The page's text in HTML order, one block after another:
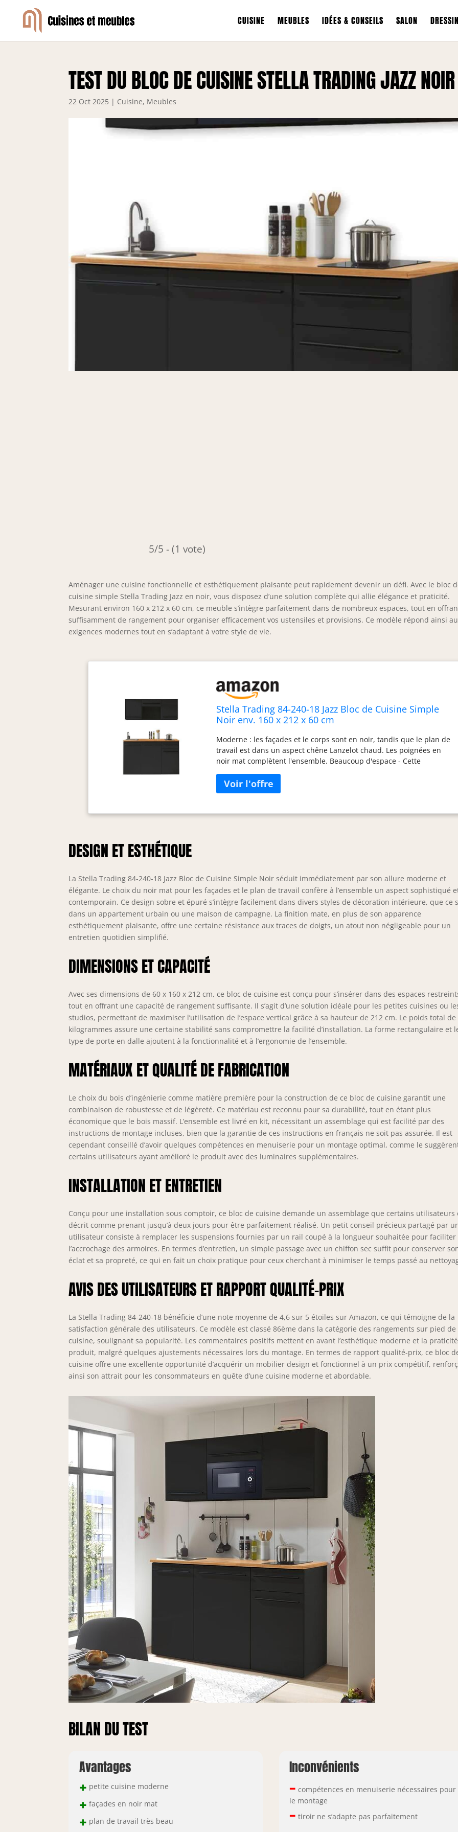
CUISINE MEUBLES IDÉES & CONSEILS SALON
TEST DU BLOC DE CUISINE STELLA TRADING JAZZ NOIR
22 Oct 2025 | Cuisine, Meubles
5/5 - (1 vote)
Aménager une cuisine fonctionnelle et esthétiquement plaisante peut rapidement devenir un défi. Avec le bloc
cuisine simple Stella Trading Jazz en noir, vous disposez d’une solution complète qui allie élégance et praticité.
Mesurant environ 160 x 212 x 60 cm, ce meuble s’intègre parfaitement dans de nombreux espaces, tout en
suffisamment de rangement pour organiser efficacement vos ustensiles et provisions. Ce modèle répond ainsi
exigences modernes tout en s’adaptant à votre style de vie.
Stella Trading 84-240-18 Jazz Bloc de Cuisine Simple
Noir env. 160 x 212 x 60 cm
Moderne : les façades et le corps sont en noir, tandis que le plan de
travail est dans un aspect chêne Lanzelot chaud. Les poignées en
noir mat complètent l'ensemble. Beaucoup d'espace - Cette
intelligentes. Les compartiments spacieux permettent un rangement
ordonné de vos ustensiles de cuisine et de vos fournitures.
besoins spatiaux avec des armoires suspendues, des armoires
Nous sommes synonymes de qualité supérieure et c'est pourquoi
nous travaillons uniquement avec des fournisseurs soigneusement
sélectionnés et renommés.
DESIGN ET ESTHÉTIQUE
La Stella Trading 84-240-18 Jazz Bloc de Cuisine Simple Noir séduit immédiatement par son allure moderne et
élégante. Le choix du noir mat pour les façades et le plan de travail confère à l’ensemble un aspect sophistiqué
contemporain. Ce design sobre et épuré s’intègre facilement dans divers styles de décoration intérieure, que ce
dans un appartement urbain ou une maison de campagne. La finition mate, en plus de son apparence
esthétiquement plaisante, offre une certaine résistance aux traces de doigts, un atout non négligeable pour un
entretien quotidien simplifié.
DIMENSIONS ET CAPACITÉ
Avec ses dimensions de 60 x 160 x 212 cm, ce bloc de cuisine est conçu pour s’insérer dans des espaces
tout en offrant une capacité de rangement suffisante. Il s’agit d’une solution idéale pour les petites cuisines ou
studios, permettant de maximiser l’utilisation de l’espace vertical grâce à sa hauteur de 212 cm. Le poids total de
kilogrammes assure une certaine stabilité sans compromettre la facilité d’installation. La forme rectangulaire et
type de porte en dalle ajoutent à la fonctionnalité et à l’ergonomie de l’ensemble.
MATÉRIAUX ET QUALITÉ DE FABRICATION
Le choix du bois d’ingénierie comme matière première pour la construction de ce bloc de cuisine garantit une
combinaison de robustesse et de légèreté. Ce matériau est reconnu pour sa durabilité, tout en étant plus
économique que le bois massif. L’ensemble est livré en kit, nécessitant un assemblage qui est facilité par des
instructions de montage incluses, bien que la garantie de ces instructions en français ne soit pas assurée. Il est
cependant conseillé d’avoir quelques compétences en menuiserie pour un montage optimal, comme le
certains utilisateurs ayant amélioré le produit avec des luminaires supplémentaires.
INSTALLATION ET ENTRETIEN
Conçu pour une installation sous comptoir, ce bloc de cuisine demande un assemblage que certains utilisateurs
décrit comme prenant jusqu’à deux jours pour être parfaitement réalisé. Un petit conseil précieux partagé par
utilisateur consiste à remplacer les suspensions fournies par un rail coupé à la longueur souhaitée pour faciliter
l’accrochage des armoires. En termes d’entretien, un simple passage avec un chiffon sec suffit pour conserver
éclat et sa propreté, ce qui en fait un choix pratique pour ceux cherchant à minimiser le temps passé au
AVIS DES UTILISATEURS ET RAPPORT QUALITÉ-PRIX
La Stella Trading 84-240-18 bénéficie d’une note moyenne de 4,6 sur 5 étoiles sur Amazon, ce qui témoigne de la
satisfaction générale des utilisateurs. Ce modèle est classé 86ème dans la catégorie des rangements sur pied de
cuisine, soulignant sa popularité. Les commentaires positifs mettent en avant l’esthétique moderne et la
produit, malgré quelques ajustements nécessaires lors du montage. En termes de rapport qualité-prix, ce bloc
cuisine offre une excellente opportunité d’acquérir un mobilier design et fonctionnel à un prix compétitif,
ainsi son attrait pour les consommateurs en quête d’une cuisine moderne et abordable.
BILAN DU TEST
Avantages
+ petite cuisine moderne
+ façades en noir mat
+ plan de travail très beau
Inconvénients
– compétences en menuiserie nécessaires pour
le montage
– tiroir ne s’adapte pas parfaitement